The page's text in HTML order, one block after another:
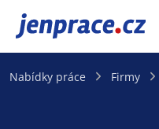
JenPráce.cz
Nabídky práce Firmy